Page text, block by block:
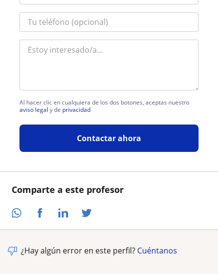
Comparte a este profesor
Al hacer clic en cualquiera de los dos botones, aceptas nuestro
aviso legal y de privacidad
Contactar ahora
¿Hay algún error en este perfil? Cuéntanos